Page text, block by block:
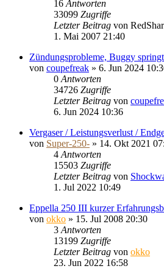
16 Antworten
33099 Zugriffe
Letzter Beitrag von
1. Mai 2007 21:40
Zündungsprobleme, Buggy
von coupefreak » 6. Jun 2024
0 Antworten
34726 Zugriffe
Letzter Beitrag von
6. Jun 2024 10:36
Vergaser / Leistungsverlust /
von Super-250- » 14. Okt 2021
4 Antworten
15503 Zugriffe
Letzter Beitrag von
1. Jul 2022 10:49
Eppella 250 III kurzer
von okko » 15. Jul 2008 20:30
3 Antworten
13199 Zugriffe
Letzter Beitrag von okko
23. Jun 2022 16:58